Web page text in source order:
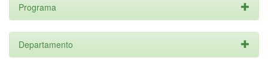
Programa
Departamento